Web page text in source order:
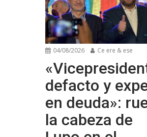
04/08/2026 Ce ere & ese
defacto y
en deuda»:
la cabeza de